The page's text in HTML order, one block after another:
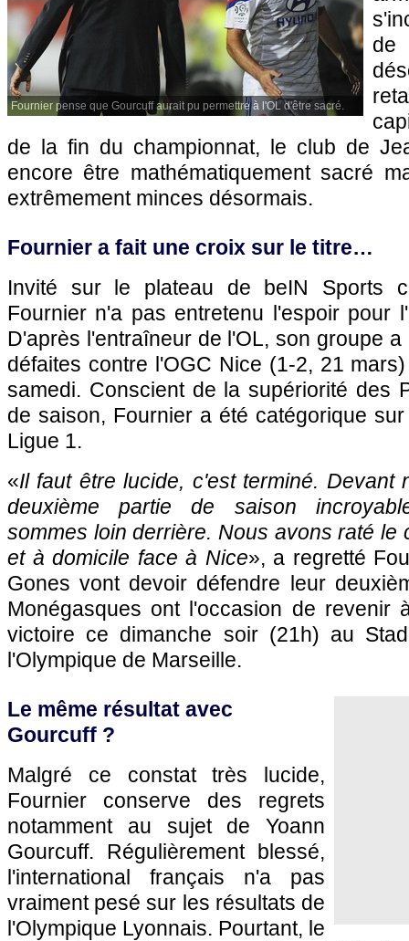
Fournier pense que Gourcuff aurait pu permettre à l'OL d'être sacré.
de
de la fin du championnat, le club de
encore être mathématiquement sacré
extrêmement minces désormais.
Fournier a fait une croix sur le titre…
Invité sur le plateau de beIN Sports
Fournier n'a pas entretenu l'espoir pour
D'après l'entraîneur de l'OL, son groupe
défaites contre l'OGC Nice (1-2, 21
samedi. Conscient de la supériorité des
de saison, Fournier a été catégorique
Ligue 1.
«Il faut être lucide, c'est terminé. Devant
deuxième partie de saison
sommes loin derrière. Nous avons raté le
et à domicile face à Nice», a regretté
Gones vont devoir défendre leur
Monégasques ont l'occasion de revenir
victoire ce dimanche soir (21h) au
l'Olympique de Marseille.
Le même résultat avec
Gourcuff ?
Malgré ce constat très lucide,
Fournier conserve des regrets
notamment au sujet de Yoann
Gourcuff. Régulièrement blessé,
l'international français n'a pas
vraiment pesé sur les résultats de
l'Olympique Lyonnais. Pourtant, le